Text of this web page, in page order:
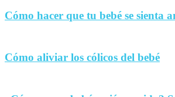
Cómo hacer que tu bebé se sienta
Cómo aliviar los cólicos del bebé